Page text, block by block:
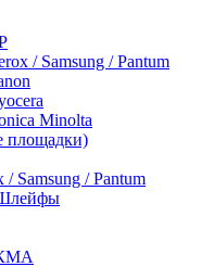
/ Samsung / Pantum
Minolta
площадки)
Samsung / Pantum
КМА